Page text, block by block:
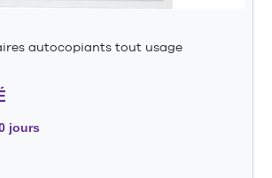
autocopiants tout usage
jours